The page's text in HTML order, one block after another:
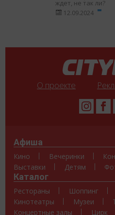
ждет, не так ли?
12.09.2024
О проекте
Афиша
Кино Вечеринки
Выставки
Детям
Каталог
Рестораны Шоппинг
Кинотеатры
Музеи
Концертные залы
Цирк